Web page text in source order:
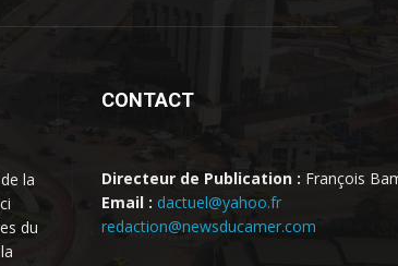
la
du
CONTACT
Directeur de Publication : François
Email : dactuel@yahoo.fr
redaction@newsducamer.com